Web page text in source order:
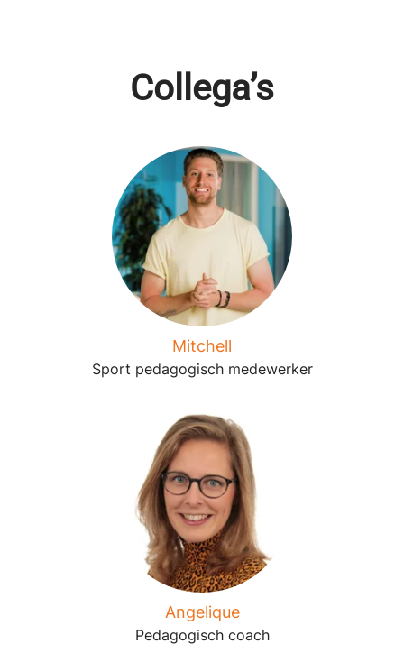
Collega’s
Mitchell
Sport pedagogisch medewerker
Angelique
Pedagogisch coach